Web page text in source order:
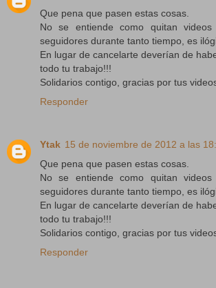
Que pena que pasen estas cosas.
No se entiende como quitan
seguidores durante tanto tiempo, es
En lugar de cancelarte deverían de
todo tu trabajo!!!
Solidarios contigo, gracias por tus
Responder
Ytak 15 de noviembre de 2012 a las
Que pena que pasen estas cosas.
No se entiende como quitan
seguidores durante tanto tiempo, es
En lugar de cancelarte deverían de
todo tu trabajo!!!
Solidarios contigo, gracias por tus
Responder